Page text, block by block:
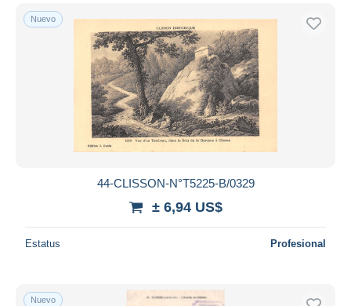
Nuevo
44-CLISSON-N°T5225-B/0329
± 6,94 US$
Estatus Profesional
Nuevo